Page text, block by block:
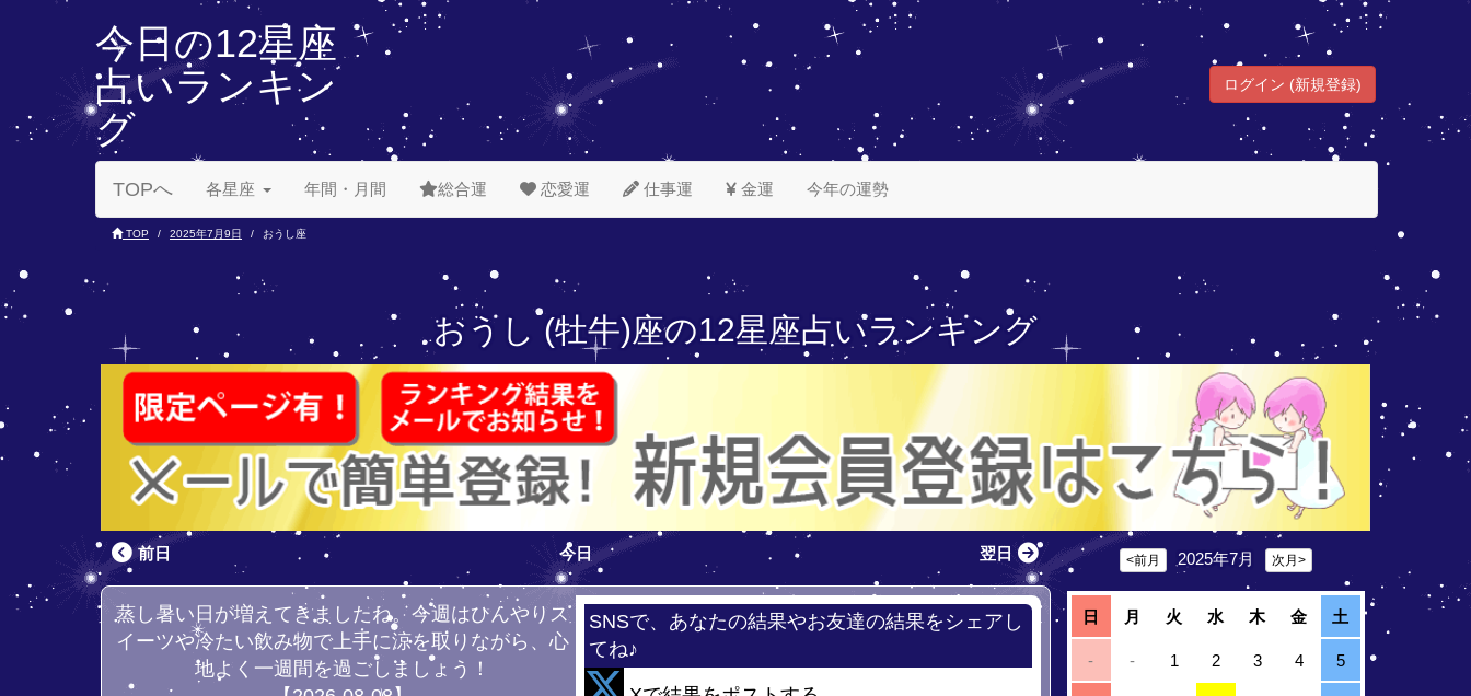
今日の12星座
占いランキン
グ
ログイン (新規登録)
TOPへ 各星座 年間・月間 総合運 恋愛運 仕事運 金運 今年の運勢
TOP 2025年7月9日 おうし座
おうし (牡牛)座の12星座占いランキング
前日 今日 翌日
蒸し暑い日が増えてきましたね。今週はひんやりス
イーツや冷たい飲み物で上手に涼を取りながら、心
地よく一週間を過ごしましょう！
SNSで、あなたの結果やお友達の結果をシェアし
てね♪
<前月 2025年7月 次月>
日 月 火 水 木 金 土
- - 1 2 3 4 5